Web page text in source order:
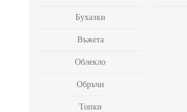
Бухалки
Въжета
Облекло
Обръчи
Топки